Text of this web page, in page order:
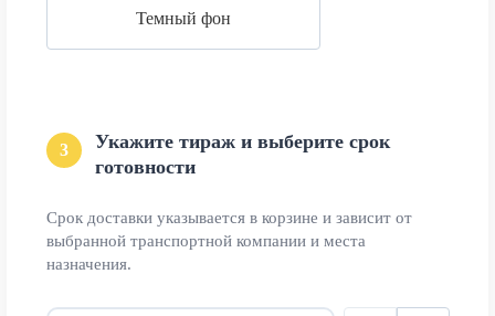
Темный фон
3
Укажите тираж и выберите срок
готовности
Срок доставки указывается в корзине и зависит от
выбранной транспортной компании и места
назначения.